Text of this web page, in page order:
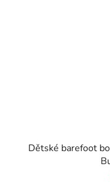
Dětské barefoot